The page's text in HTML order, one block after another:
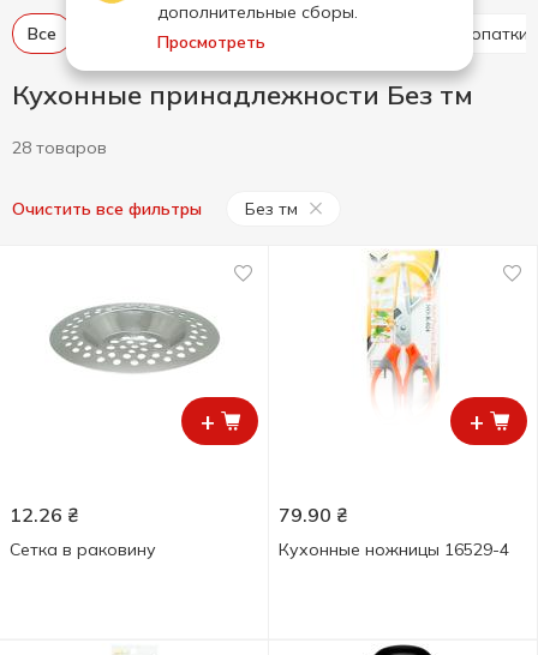
дополнительные сборы.
Просмотреть
Все Ножи, ножницы, овощечистки, точилки
Кухонные принадлежности Без тм
28 товаров
Очистить все фильтры Без тм
+
12.26 ₴
Сетка в раковину
+
79.90 ₴
Кухонные ножницы 16529-4